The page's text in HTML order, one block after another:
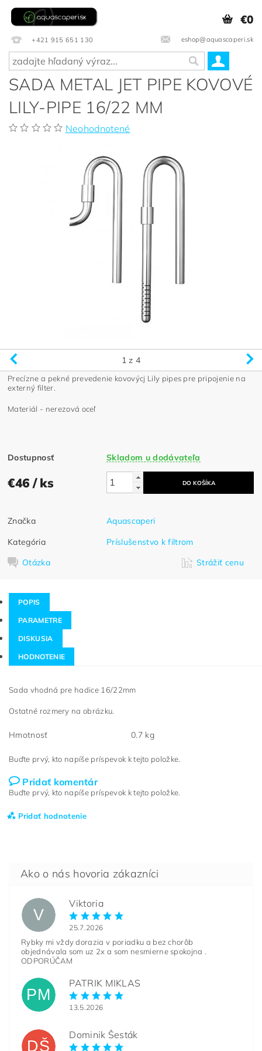
+421 915 651 130 eshop@aquascaperi.sk
€0
SADA METAL JET PIPE KOVOVÉ
LILY-PIPE 16/22 MM
Neohodnotené
1 z 4
Precízne a pekné prevedenie kovovýcj Lily pipes pre pripojenie na
externý filter.
Materiál - nerezová oceľ
Dostupnosť Skladom u dodávateľa
€46/ ks
Značka
Aquascaperi
Kategória
Príslušenstvo k filtrom
Otázka
Strážiť cenu
POPIS
PARAMETRE
DISKUSIA
HODNOTENIE
Sada vhodná pre hadice 16/22mm
Ostatné rozmery na obrázku.
Hmotnosť 0.7 kg
Buďte prvý, kto napíše príspevok k tejto položke.
Pridať komentár
Buďte prvý, kto napíše príspevok k tejto položke.
Pridať hodnotenie
V
Viktoria
25.7.2026
Rybky mi vždy dorazia v poriadku a bez chorôb
objednávala som uz 2x a som nesmierne spokojna .
ODPORÚČAM
PM
PATRIK MIKLAS
13.5.2026
DŠ
Dominik Šesták